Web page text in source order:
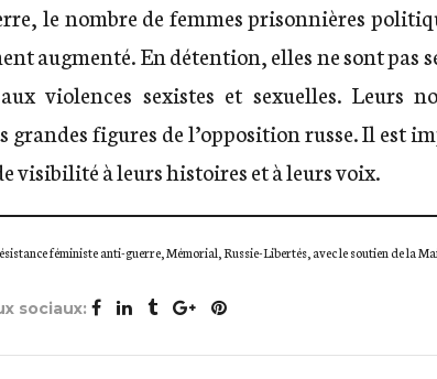
le nombre de femmes prisonnières
augmenté. En détention, elles ne sont pas
violences sexistes et sexuelles. Leurs
grandes figures de l’opposition russe. Il est
visibilité à leurs histoires et à leurs voix.
féministe anti-guerre, Mémorial, Russie-Libertés, avec le soutien de la
sociaux: